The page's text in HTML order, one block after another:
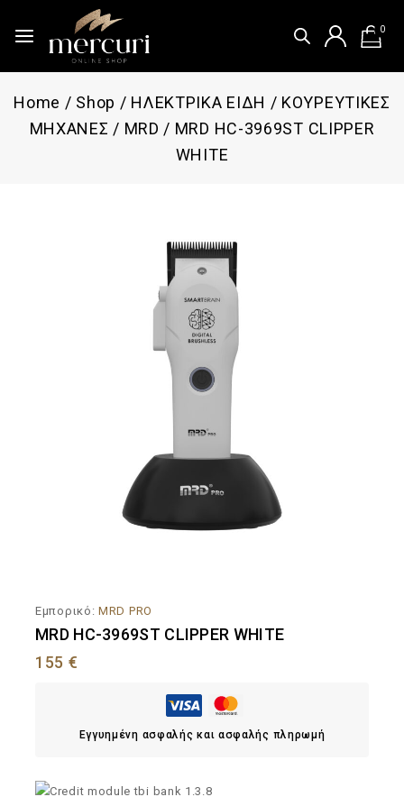
0
Home / Shop / ΗΛΕΚΤΡΙΚΑ ΕΙΔΗ / ΚΟΥΡΕΥΤΙΚΕΣ
ΜΗΧΑΝΕΣ / MRD / MRD HC-3969ST CLIPPER
WHITE
Εμπορικό: MRD PRO
MRD HC-3969ST CLIPPER WHITE
155 €
Εγγυημένη ασφαλής και ασφαλής πληρωμή